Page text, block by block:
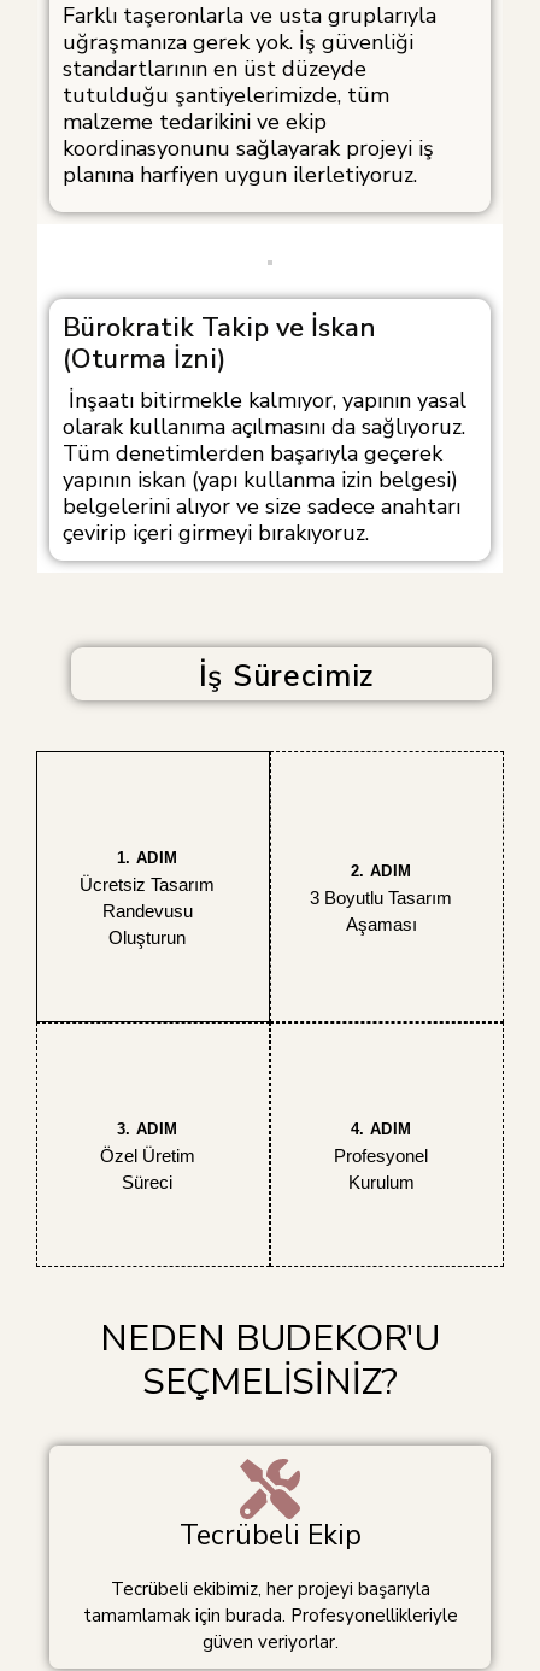
Farklı taşeronlarla ve usta gruplarıyla
uğraşmanıza gerek yok. İş güvenliği
standartlarının en üst düzeyde
tutulduğu şantiyelerimizde, tüm
malzeme tedarikini ve ekip
koordinasyonunu sağlayarak projeyi iş
planına harfiyen uygun ilerletiyoruz.
Bürokratik Takip ve İskan
(Oturma İzni)
İnşaatı bitirmekle kalmıyor, yapının yasal
olarak kullanıma açılmasını da sağlıyoruz.
Tüm denetimlerden başarıyla geçerek
yapının iskan (yapı kullanma izin belgesi)
belgelerini alıyor ve size sadece anahtarı
çevirip içeri girmeyi bırakıyoruz.
İş Sürecimiz
1. ADIM
Ücretsiz Tasarım
Randevusu
Oluşturun
2. ADIM
3 Boyutlu Tasarım
Aşaması
3. ADIM
Özel Üretim
Süreci
4. ADIM
Profesyonel
Kurulum
NEDEN BUDEKOR'U
SEÇMELİSİNİZ?
Tecrübeli Ekip
Tecrübeli ekibimiz, her projeyi başarıyla
tamamlamak için burada. Profesyonellikleriyle
güven veriyorlar.